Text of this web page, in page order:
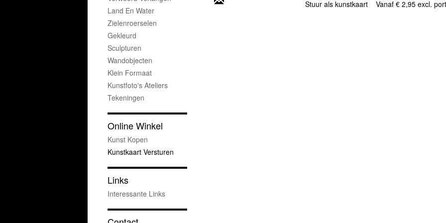
Stuur als kunstkaart Vanaf € 2,95 excl.
Land En Water
Zielenroerselen
Gekleurd
Sculpturen
Wandobjecten
Klein Formaat
Kunstfoto's Ateliers
Tekeningen
Online Winkel
Kunst Kopen
Kunstkaart Versturen
Links
Interessante Links